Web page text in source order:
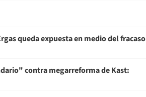
queda expuesta en medio del fracaso
contra megarreforma de Kast: